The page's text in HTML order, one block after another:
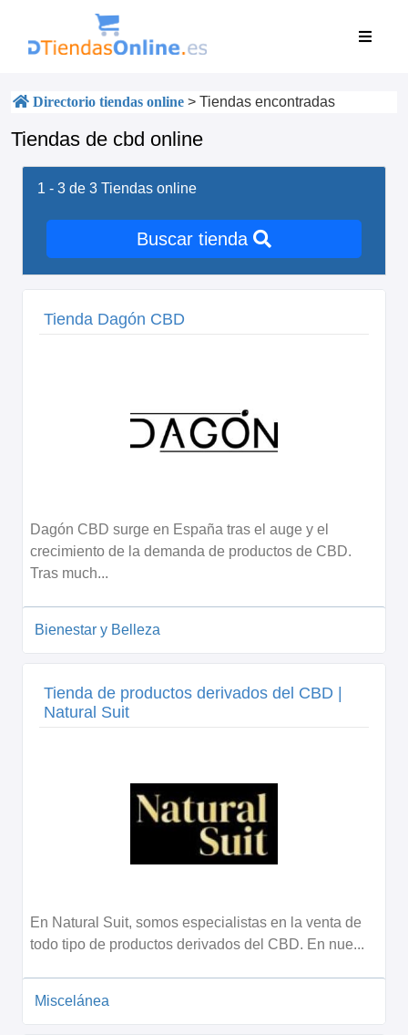
Directorio tiendas online > Tiendas encontradas
Tiendas de cbd online
1 - 3 de 3 Tiendas online
Buscar tienda
Tienda Dagón CBD
Dagón CBD surge en España tras el auge y el
crecimiento de la demanda de productos de CBD.
Tras much...
Bienestar y Belleza
Tienda de productos derivados del CBD |
Natural Suit
En Natural Suit, somos especialistas en la venta de
todo tipo de productos derivados del CBD. En nue...
Miscelánea